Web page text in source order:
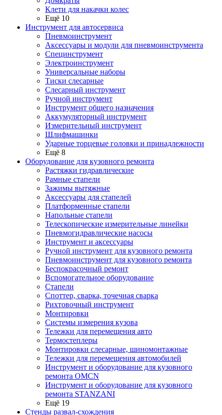
Клети для накачки колес
Ещё 10
Инструмент для автосервиса
Пневмоинструмент
Аксессуары и модули для пневмоинструмента
Специнструмент
Электроинструмент
Универсальные наборы
Тиски слесарные
Слесарный инструмент
Ручной инструмент
Инструмент общего назначения
Аккумуляторный инструмент
Измерительный инструмент
Шлифмашинки
Ударные торцевые головки и принадлежности
Ещё 8
Оборудование для кузовного ремонта
Растяжки гидравлические
Рамные стапели
Зажимы вытяжные
Аксессуары для стапелей
Платформенные стапели
Напольные стапели
Телескопические измерительные линейки
Пневмогидравлические насосы
Инструмент и аксессуары
Ручной инструмент для кузовного ремонта
Пневмоинструмент для кузовного ремонта
Беспокрасочный ремонт
Вспомогательное оборудование
Стапели
Споттер, сварка, точечная сварка
Рихтовочный инструмент
Монтировки
Системы измерения кузова
Тележки для перемещения авто
Термостеплеры
Монтировки слесарные, шиномонтажные
Тележки для перемещения автомобилей
Инструмент и оборудование для кузовного
ремонта OMCN
Инструмент и оборудование для кузовного
ремонта STANZANI
Ещё 19
Стенды развал-схождения